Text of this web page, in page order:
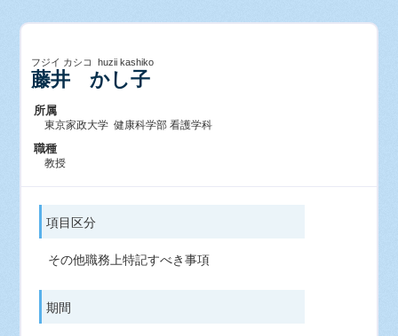
フジイ カシコ huzii kashiko
藤井 かし子
所属
東京家政大学 健康科学部 看護学科
職種
教授
項目区分
その他職務上特記すべき事項
期間